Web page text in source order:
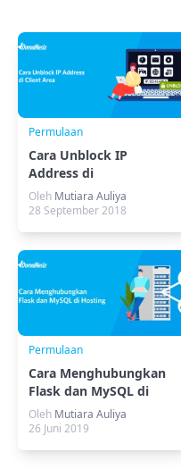
Permulaan
Cara Unblock IP
Address di
MyDomaiNesia
Oleh Mutiara Auliya
28 September 2018
Permulaan
Cara Menghubungkan
Flask dan MySQL di
Hosting
Oleh Mutiara Auliya
26 Juni 2019